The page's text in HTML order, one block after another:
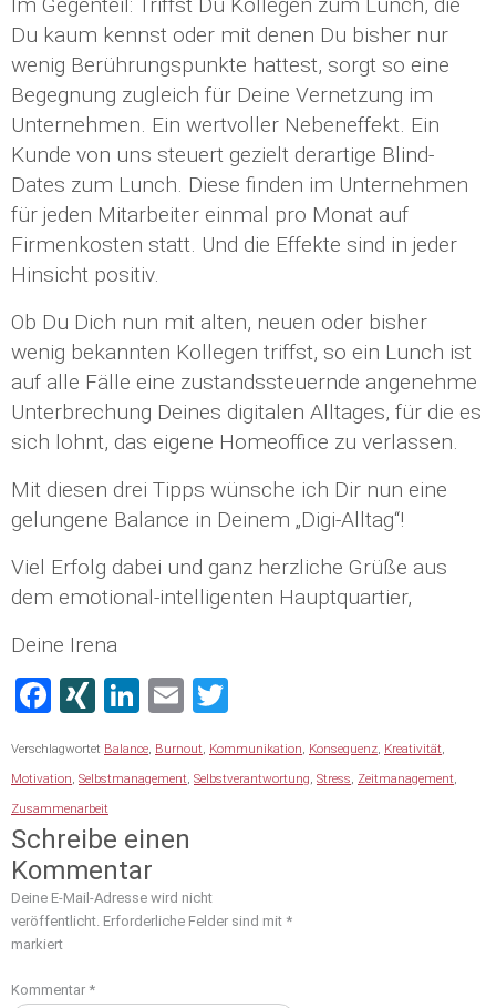
Du kaum kennst oder mit denen Du bisher nur
wenig Berührungspunkte hattest, sorgt so eine
Begegnung zugleich für Deine Vernetzung im
Unternehmen. Ein wertvoller Nebeneffekt. Ein
Kunde von uns steuert gezielt derartige Blind-
Dates zum Lunch. Diese finden im Unternehmen
für jeden Mitarbeiter einmal pro Monat auf
Firmenkosten statt. Und die Effekte sind in jeder
Hinsicht positiv.
Ob Du Dich nun mit alten, neuen oder bisher
wenig bekannten Kollegen triffst, so ein Lunch ist
auf alle Fälle eine zustandssteuernde angenehme
Unterbrechung Deines digitalen Alltages, für die es
sich lohnt, das eigene Homeoffice zu verlassen.
Mit diesen drei Tipps wünsche ich Dir nun eine
gelungene Balance in Deinem „Digi-Alltag“!
Viel Erfolg dabei und ganz herzliche Grüße aus
dem emotional-intelligenten Hauptquartier,
Deine Irena
Facebook
XINGLinkedIn
Email
Verschlagwortet Balance, Burnout, Kommunikation, Konsequenz, Kreativität,
Motivation, Selbstmanagement, Selbstverantwortung, Stress, Zeitmanagement,
Zusammenarbeit
Schreibe einen
Kommentar
Deine E-Mail-Adresse wird nicht
veröffentlicht. Erforderliche Felder sind mit *
markiert
Kommentar *